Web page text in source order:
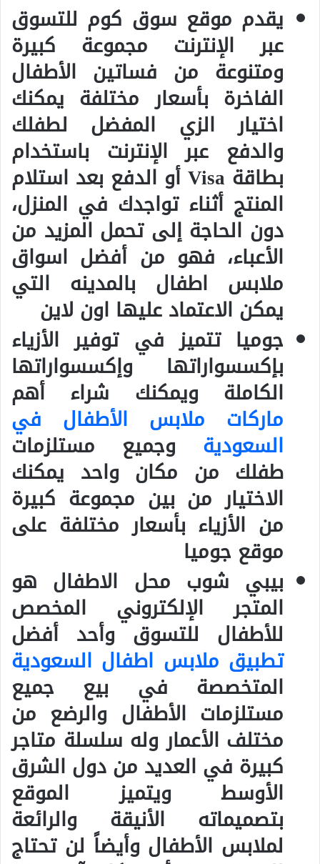
يقدم موقع سوق كوم للتسوق
عبر الإنترنت مجموعة كبيرة
ومتنوعة من فساتين الأطفال
الفاخرة بأسعار مختلفة يمكنك
اختيار الزي المفضل لطفلك
والدفع عبر الإنترنت باستخدام
بطاقة Visa أو الدفع بعد استلام
المنتج أثناء تواجدك في المنزل،
دون الحاجة إلى تحمل المزيد من
الأعباء، فهو من أفضل اسواق
ملابس اطفال بالمدينه التي
يمكن الاعتماد عليها اون لاين
جوميا تتميز في توفير الأزياء
بإكسسواراتها وإكسسواراتها
الكاملة ويمكنك شراء أهم
ماركات ملابس الأطفال في
السعودية وجميع مستلزمات
طفلك من مكان واحد يمكنك
الاختيار من بين مجموعة كبيرة
من الأزياء بأسعار مختلفة على
موقع جوميا
بيبي شوب محل الاطفال هو
المتجر الإلكتروني المخصص
للأطفال للتسوق وأحد أفضل
تطبيق ملابس اطفال السعودية
المتخصصة في بيع جميع
مستلزمات الأطفال والرضع من
مختلف الأعمار وله سلسلة متاجر
كبيرة في العديد من دول الشرق
الأوسط ويتميز الموقع
بتصميماته الأنيقة والرائعة
لملابس الأطفال وأيضاً لن تحتاج